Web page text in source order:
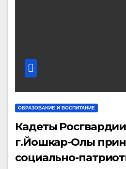
ОБРАЗОВАНИЕ И ВОСПИТАНИЕ
Кадеты
г.Йошкар-Олы
социально-